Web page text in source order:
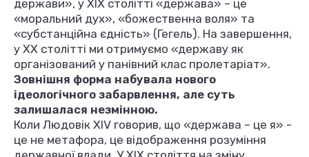
держави», у XIX столітті «держава» – це
«моральний дух», «божественна воля» та
«субстанційна єдність» (Гегель). На завершення,
у XX столітті ми отримуємо «державу як
організований у панівний клас пролетаріат».
Зовнішня форма набувала нового
ідеологічного забарвлення, але суть
залишалася незмінною.
Коли Людовік XIV говорив, що «держава – це я» -
це не метафора, це відображення розуміння